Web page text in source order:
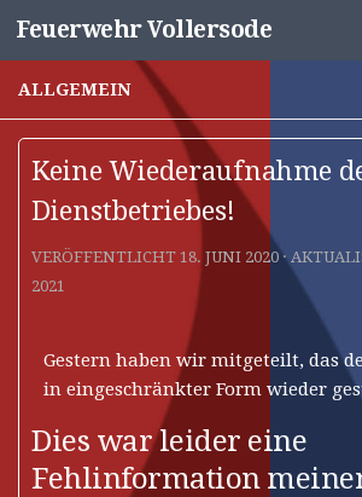
Unter dem Inhalt
Feuerwehr Vollersode
ALLGEMEIN
Keine Wiederaufnahme
Dienstbetriebes!
VERÖFFENTLICHT 18. JUNI 2020·
2021
Gestern haben wir mitgeteilt, das
in eingeschränkter Form wieder
Dies war leider eine
Fehlinformation